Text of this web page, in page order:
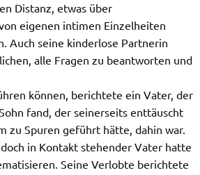
Distanz, etwas über
eigenen intimen Einzelheiten
Auch seine kinderlose Partnerin
alle Fragen zu beantworten und
können, berichtete ein Vater, der
fand, der seinerseits enttäuscht
zu Spuren geführt hätte, dahin war.
in Kontakt stehender Vater hatte
Seine Verlobte berichtete